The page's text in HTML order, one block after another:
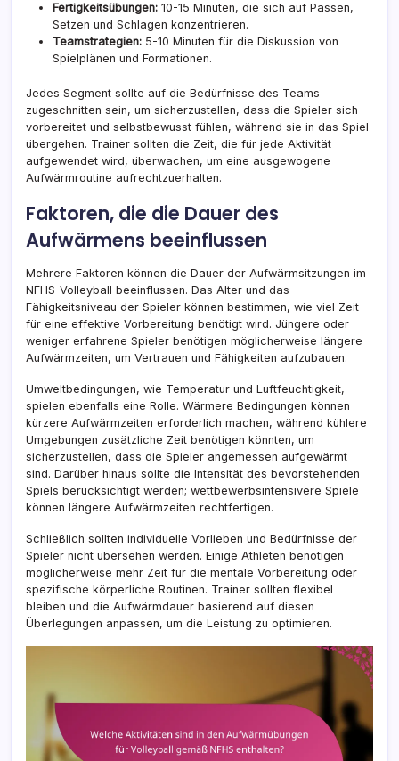
Fertigkeitsübungen: 10-15 Minuten, die sich auf Passen,
Setzen und Schlagen konzentrieren.
Teamstrategien: 5-10 Minuten für die Diskussion von
Spielplänen und Formationen.
Jedes Segment sollte auf die Bedürfnisse des Teams
zugeschnitten sein, um sicherzustellen, dass die Spieler sich
vorbereitet und selbstbewusst fühlen, während sie in das Spiel
übergehen. Trainer sollten die Zeit, die für jede Aktivität
aufgewendet wird, überwachen, um eine ausgewogene
Aufwärmroutine aufrechtzuerhalten.
Faktoren, die die Dauer des
Aufwärmens beeinflussen
Mehrere Faktoren können die Dauer der Aufwärmsitzungen im
NFHS-Volleyball beeinflussen. Das Alter und das
Fähigkeitsniveau der Spieler können bestimmen, wie viel Zeit
für eine effektive Vorbereitung benötigt wird. Jüngere oder
weniger erfahrene Spieler benötigen möglicherweise längere
Aufwärmzeiten, um Vertrauen und Fähigkeiten aufzubauen.
Umweltbedingungen, wie Temperatur und Luftfeuchtigkeit,
spielen ebenfalls eine Rolle. Wärmere Bedingungen können
kürzere Aufwärmzeiten erforderlich machen, während kühlere
Umgebungen zusätzliche Zeit benötigen könnten, um
sicherzustellen, dass die Spieler angemessen aufgewärmt
sind. Darüber hinaus sollte die Intensität des bevorstehenden
Spiels berücksichtigt werden; wettbewerbsintensivere Spiele
können längere Aufwärmzeiten rechtfertigen.
Schließlich sollten individuelle Vorlieben und Bedürfnisse der
Spieler nicht übersehen werden. Einige Athleten benötigen
möglicherweise mehr Zeit für die mentale Vorbereitung oder
spezifische körperliche Routinen. Trainer sollten flexibel
bleiben und die Aufwärmdauer basierend auf diesen
Überlegungen anpassen, um die Leistung zu optimieren.